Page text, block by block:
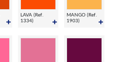
LAVA (Ref.
1334)
MANGO (Ref.
1903)